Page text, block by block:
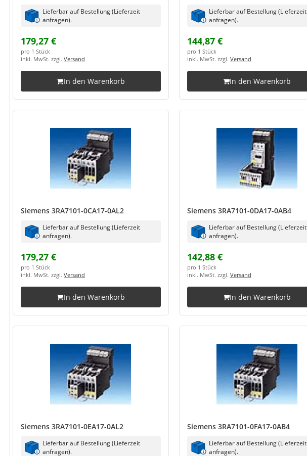
Lieferbar auf Bestellung (Lieferzeit
anfragen).
179,27 €
pro 1 Stück
inkl. MwSt. zzgl. Versand
In den Warenkorb
Lieferbar auf Bestellung (Lieferzeit
anfragen).
144,87 €
pro 1 Stück
inkl. MwSt. zzgl. Versand
In den Warenkorb
Siemens 3RA7101-0CA17-0AL2
Lieferbar auf Bestellung (Lieferzeit
anfragen).
179,27 €
pro 1 Stück
inkl. MwSt. zzgl. Versand
In den Warenkorb
Siemens 3RA7101-0DA17-0AB4
Lieferbar auf Bestellung (Lieferzeit
anfragen).
142,88 €
pro 1 Stück
inkl. MwSt. zzgl. Versand
In den Warenkorb
Siemens 3RA7101-0EA17-0AL2
Lieferbar auf Bestellung (Lieferzeit
anfragen).
Siemens 3RA7101-0FA17-0AB4
Lieferbar auf Bestellung (Lieferzeit
anfragen).